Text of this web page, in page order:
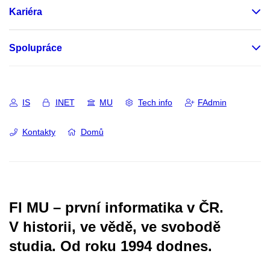
Kariéra
Spolupráce
IS INET MU Tech info FAdmin
Kontakty Domů
FI MU – první informatika v ČR.
V historii, ve vědě, ve svobodě
studia. Od roku 1994 dodnes.